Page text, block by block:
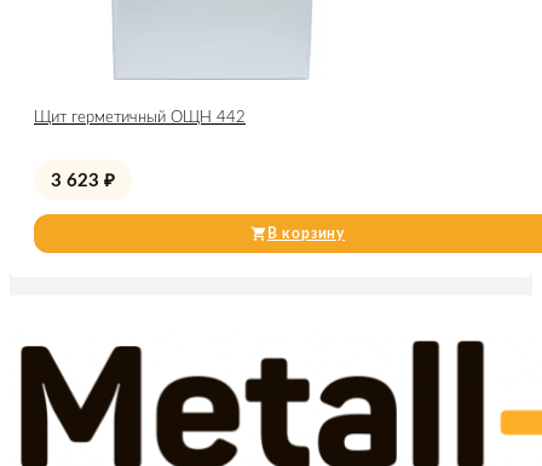
Щит герметичный ОЩН 442
3 623 ₽
В корзину